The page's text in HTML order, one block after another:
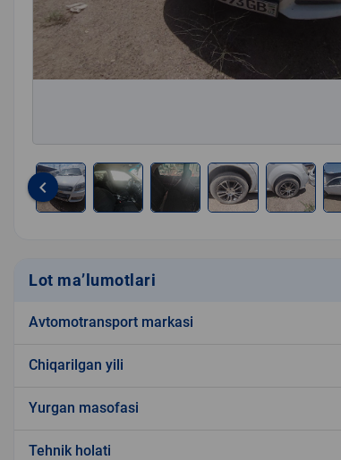
8
keyboard_arrow_left
Lot ma’lumotlari
Avtomotransport markasi
Chiqarilgan yili
Yurgan masofasi
Tehnik holati